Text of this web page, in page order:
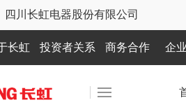
川长虹电器股份有限公司
长虹 投资者关系 商务合作 企